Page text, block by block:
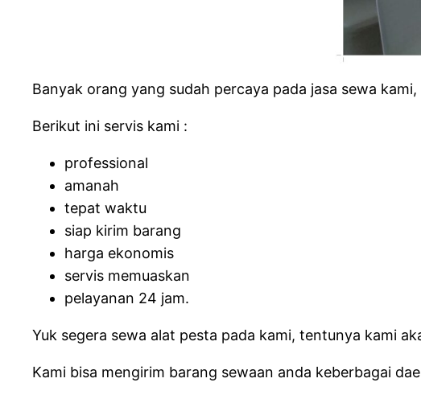
Banyak orang yang sudah percaya pada jasa sewa
Berikut ini servis kami :
professional
amanah
tepat waktu
siap kirim barang
harga ekonomis
servis memuaskan
pelayanan 24 jam.
Yuk segera sewa alat pesta pada kami, tentunya kami
Kami bisa mengirim barang sewaan anda keberbagai